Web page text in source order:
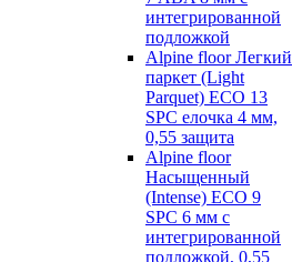
интегрированной
подложкой
Alpine floor Легкий
паркет (Light
Parquet) ECO 13
SPC елочка 4 мм,
0,55 защита
Alpine floor
Насыщенный
(Intense) ECO 9
SPC 6 мм с
интегрированной
подложкой, 0,55